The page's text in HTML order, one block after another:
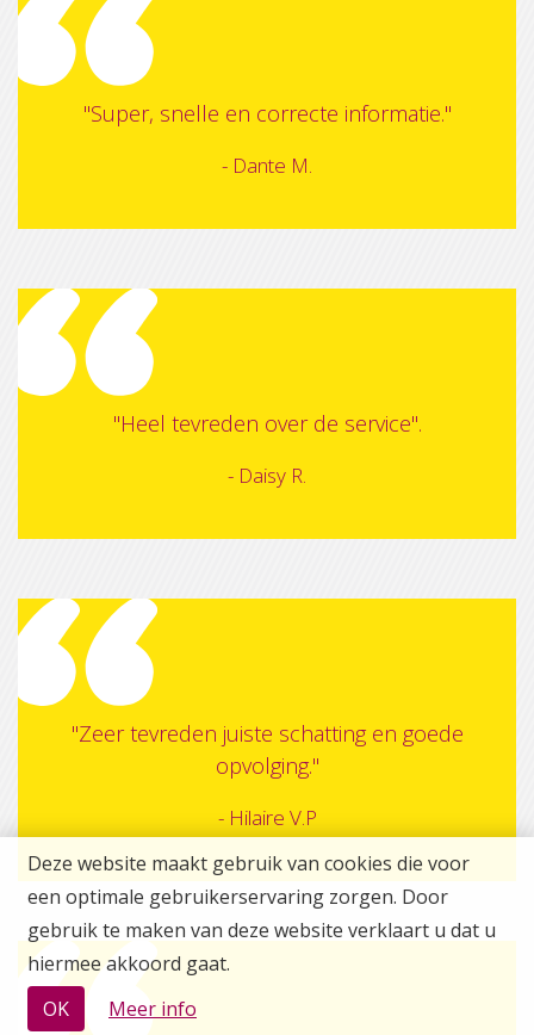
"Super, snelle en correcte informatie."
- Dante M.
"Heel tevreden over de service".
- Daisy R.
"Zeer tevreden juiste schatting en goede
opvolging."
- Hilaire V.P
Deze website maakt gebruik van cookies die voor
een optimale gebruikerservaring zorgen. Door
gebruik te maken van deze website verklaart u dat u
hiermee akkoord gaat.
OK
Meer info